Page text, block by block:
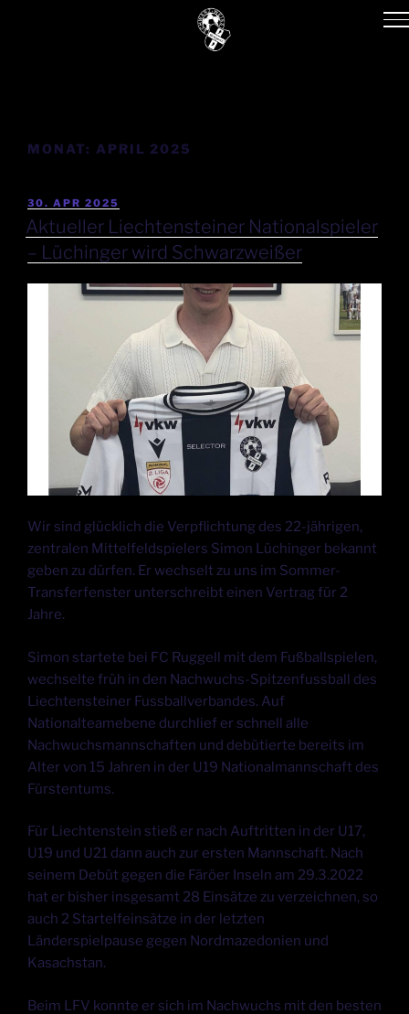
MONAT: APRIL 2025
30. APR 2025
Aktueller Liechtensteiner Nationalspieler
– Lüchinger wird Schwarzweißer
Wir sind glücklich die Verpflichtung des 22-jährigen,
zentralen Mittelfeldspielers Simon Lüchinger bekannt
geben zu dürfen. Er wechselt zu uns im Sommer-
Transferfenster unterschreibt einen Vertrag für 2
Jahre.
Simon startete bei FC Ruggell mit dem Fußballspielen,
wechselte früh in den Nachwuchs-Spitzenfussball des
Liechtensteiner Fussballverbandes. Auf
Nationalteamebene durchlief er schnell alle
Nachwuchsmannschaften und debütierte bereits im
Alter von 15 Jahren in der U19 Nationalmannschaft des
Fürstentums.
Für Liechtenstein stieß er nach Auftritten in der U17,
U19 und U21 dann auch zur ersten Mannschaft. Nach
seinem Debüt gegen die Färöer Inseln am 29.3.2022
hat er bisher insgesamt 28 Einsätze zu verzeichnen, so
auch 2 Startelfeinsätze in der letzten
Länderspielpause gegen Nordmazedonien und
Kasachstan.
Beim LFV konnte er sich im Nachwuchs mit den besten